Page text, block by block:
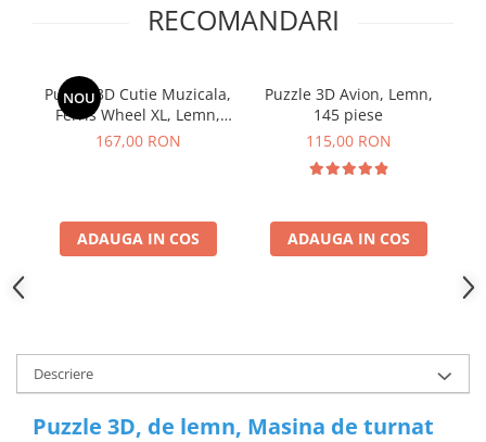
RECOMANDARI
NOU
Puzzle 3D Cutie Muzicala,
Ferris Wheel XL, Lemn,
232 de piese
167,00 RON
ADAUGA IN COS
Puzzle 3D Avion, Lemn,
145 piese
115,00 RON
ADAUGA IN COS
Descriere
Puzzle 3D, de lemn, Masina de turnat